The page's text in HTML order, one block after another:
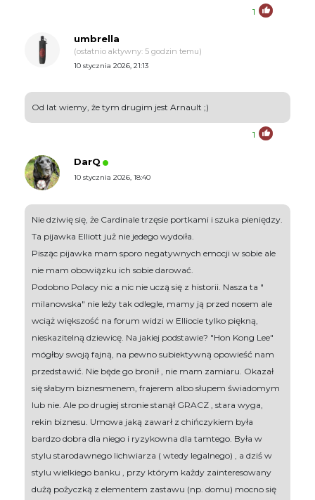
1
umbrella
(ostatnio aktywny: 5 godzin temu)
10 stycznia 2026, 21:13
Od lat wiemy, że tym drugim jest Arnault ;)
1
DarQ
10 stycznia 2026, 18:40
Nie dziwię się, że Cardinale trzęsie portkami i szuka pieniędzy.
Ta pijawka Elliott już nie jedego wydoiła.
Pisząc pijawka mam sporo negatywnych emocji w sobie ale
nie mam obowiązku ich sobie darować.
Podobno Polacy nic a nic nie uczą się z historii. Nasza ta "
milanowska" nie leży tak odlegle, mamy ją przed nosem ale
wciąż większość na forum widzi w Elliocie tylko piękną,
nieskazitelną dziewicę. Na jakiej podstawie? "Hon Kong Lee"
mógłby swoją fajną, na pewno subiektywną opowieść nam
przedstawić. Nie będe go bronił , nie mam zamiaru. Okazał
się słabym biznesmenem, frajerem albo słupem świadomym
lub nie. Ale po drugiej stronie stanął GRACZ , stara wyga,
rekin biznesu. Umowa jaką zawarł z chińczykiem była
bardzo dobra dla niego i ryzykowna dla tamtego. Była w
stylu starodawnego lichwiarza ( wtedy legalnego) , a dziś w
stylu wielkiego banku , przy którym każdy zainteresowany
dużą pożyczką z elementem zastawu (np. domu) mocno się